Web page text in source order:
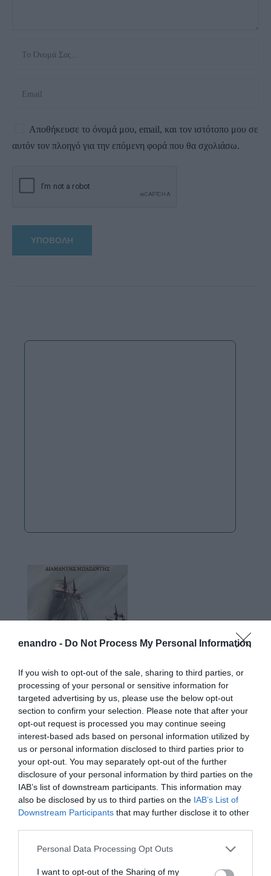
enandro - Do Not Process My Personal Information
If you wish to opt-out of the sale, sharing to third parties, or
processing of your personal or sensitive information for
targeted advertising by us, please use the below opt-out
section to confirm your selection. Please note that after your
opt-out request is processed you may continue seeing
interest-based ads based on personal information utilized by
us or personal information disclosed to third parties prior to
your opt-out. You may separately opt-out of the further
disclosure of your personal information by third parties on the
IAB’s list of downstream participants. This information may
also be disclosed by us to third parties on the IAB’s List of
Downstream Participants that may further disclose it to other
Please note that this website/app uses one or more Google
not limited to your visit or usage behaviour. You may click to
Personal Data Processing Opt Outs
I want to opt-out of the Sharing of my
Αποθήκευσε το όνομά μου, email, και τον ιστότοπο μου σε
αυτόν τον πλοηγό για την επόμενη φορά που θα σχολιάσω.